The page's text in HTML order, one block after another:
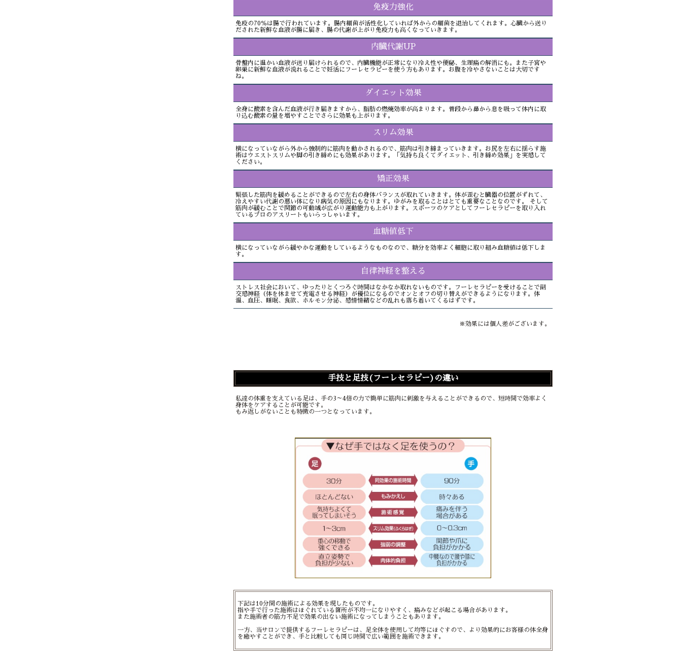
免疫力強化
免疫の70％は腸で行われています。腸内細菌が活性化していれば外からの細菌を退治してくれます。心臓から送り
だされた新鮮な血液が腸に届き、腸の代謝が上がり免疫力も高くなっていきます。
内臓代謝UP
骨盤内に温かい血液が送り届けられるので、内臓機能が正常になり冷え性や便秘、生理痛の解消にも。また子宮や
卵巣に新鮮な血液が流れることで妊活にフーレセラピーを使う方もあります。お腹を冷やさないことは大切です
ね。
ダイエット効果
全身に酸素を含んだ血液が行き届きますから、脂肪の燃焼効率が高まります。普段から鼻から息を吸って体内に取
り込む酸素の量を増やすことでさらに効果も上がります。
スリム効果
横になっていながら外から強制的に筋肉を動かされるので、筋肉は引き締まっていきます。お尻を左右に揺らす施
術はウエストスリムや脚の引き締めにも効果があります。「気持ち良くてダイエット、引き締め効果」を実感して
ください。
矯正効果
緊張した筋肉を緩めることができるので左右の身体バランスが取れていきます。体が歪むと臓器の位置がずれて、
冷えやすい代謝の悪い体になり病気の原因にもなります。ゆがみを取ることはとても重要なことなのです。 そして
筋肉が緩むことで関節の可動域が広がり運動能力も上がります。スポーツのケアとしてフーレセラピーを取り入れ
ているプロのアスリートもいらっしゃいます。
血糖値低下
横になっていながら緩やかな運動をしているようなものなので、糖分を効率よく細胞に取り組み血糖値は低下しま
す。
自律神経を整える
ストレス社会において、ゆったりとくつろぐ時間はなかなか取れないものです。フーレセラピーを受けることで副
交感神経（体を休ませて充電させる神経）が優位になるのでオンとオフの切り替えができるようになります。体
温、血圧、睡眠、食欲、ホルモン分泌、感情情緒などの乱れも落ち着いてくるはずです。
※効果には個人差がございます。
手技と足技(フーレセラピー)の違い
私達の体重を支えている足は、手の3～4倍の力で簡単に筋肉に刺激を与えることができるので、短時間で効率よく
身体をケアすることが可能です。
もみ返しがないことも特徴の一つとなっています。
下記は10分間の施術による効果を現したものです。
指や手で行った施術はほぐれている箇所が不均一になりやすく、痛みなどが起こる場合があります。
また施術者の筋力不足で効果の出ない施術になってしまうこともあります。
一方、当サロンで提供するフーレセラピーは、足全体を使用して均等にほぐすので、より効果的にお客様の体全身
を癒やすことができ、手と比較しても同じ時間で広い範囲を施術できます。